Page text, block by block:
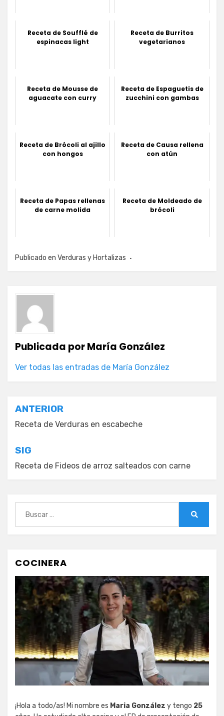
Receta de Soufflé de
espinacas light
Receta de Burritos
vegetarianos
Receta de Mousse de
aguacate con curry
Receta de Espaguetis de
zucchini con gambas
Receta de Brócoli al ajillo
con hongos
Receta de Causa rellena
con atún
Receta de Papas rellenas
de carne molida
Receta de Moldeado de
brócoli
Publicado en Verduras y Hortalizas
Publicada porMaría González
Ver todas las entradas de María González
Navegación
de
entradas
ANTERIOR
Receta de Verduras en escabeche
SIG
Receta de Fideos de arroz salteados con carne
COCINERA
¡Hola a todo/as! Mi nombre es Maria González y tengo 25